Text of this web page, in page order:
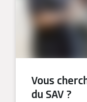
Vous
du SAV ?